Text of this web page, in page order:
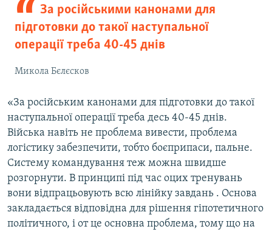
За російськими канонами для
підготовки до такої наступальної
операції треба 40-45 днів
Микола Бєлєсков
«За російським канонами для підготовки до такої
наступальної операції треба десь 40-45 днів.
Війська навіть не проблема вивести, проблема
логістику забезпечити, тобто боєприпаси, пальне.
Систему командування теж можна швидше
розгорнути. В принципі під час оцих тренувань
вони відпрацьовують всю лінійку завдань . Основа
закладається відповідна для рішення гіпотетичного
політичного, і от це основна проблема, тому що на